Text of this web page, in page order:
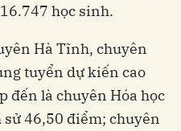
học sinh.
Hà Tĩnh, chuyên
tuyển dự kiến cao
đến là chuyên Hóa học
46,50 điểm; chuyên